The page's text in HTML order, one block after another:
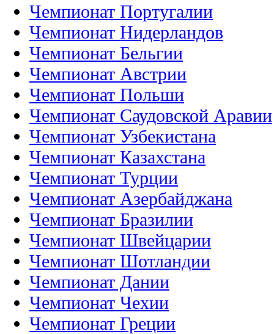
Чемпионат Португалии
Чемпионат Нидерландов
Чемпионат Бельгии
Чемпионат Австрии
Чемпионат Польши
Чемпионат Саудовской Аравии
Чемпионат Узбекистана
Чемпионат Казахстана
Чемпионат Турции
Чемпионат Азербайджана
Чемпионат Бразилии
Чемпионат Швейцарии
Чемпионат Шотландии
Чемпионат Дании
Чемпионат Чехии
Чемпионат Греции